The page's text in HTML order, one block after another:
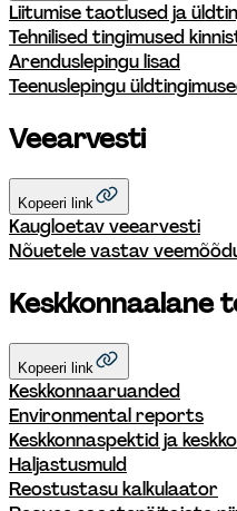
Liitumise taotlused ja
Tehnilised tingimused
Arenduslepingu lisad
Teenuslepingu
Veearvesti
Kopeeri link
Kaugloetav veearvesti
Nõuetele vastav
Keskkonnaalane
Kopeeri link
Keskkonnaaruanded
Environmental reports
Keskkonnaspektid ja
Haljastusmuld
Reostustasu kalkulaator